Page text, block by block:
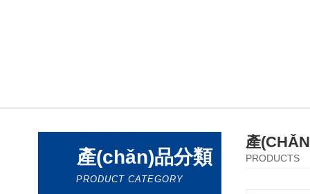
產(chǎn)品分類
PRODUCT CATEGORY
產
PRODUCTS